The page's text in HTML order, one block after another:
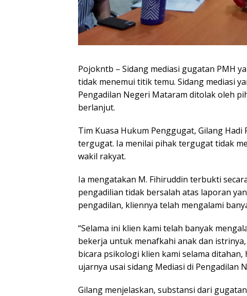
Pojokntb – Sidang mediasi gugatan PMH
tidak menemui titik temu. Sidang mediasi
Pengadilan Negeri Mataram ditolak oleh
berlanjut.
Tim Kuasa Hukum Penggugat, Gilang Hadi
tergugat. Ia menilai pihak tergugat tidak
wakil rakyat.
Ia mengatakan M. Fihiruddin terbukti
pengadilian tidak bersalah atas laporan
pengadilan, kliennya telah mengalami
“Selama ini klien kami telah banyak
bekerja untuk menafkahi anak dan
bicara psikologi klien kami selama
ujarnya usai sidang Mediasi di Pengadilan
Gilang menjelaskan, substansi dari